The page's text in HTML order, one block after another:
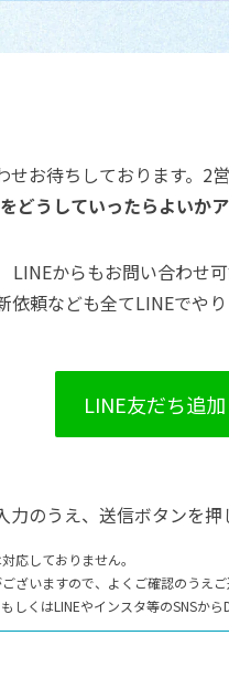
お待ちしております。2
どうしていったらよいか
LINEからもお問い合わせ可
頼なども全てLINEでや
LINE友だち追加
のうえ、送信ボタンを押
応しておりません。
ざいますので、よくご確認のうえ
しくはLINEやインスタ等のSNSか